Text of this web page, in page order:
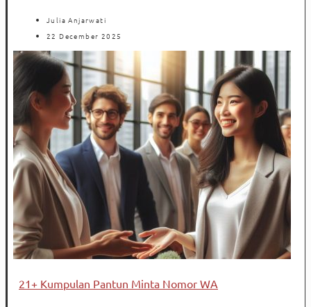
Julia Anjarwati
22 December 2025
21+ Kumpulan Pantun Minta Nomor WA